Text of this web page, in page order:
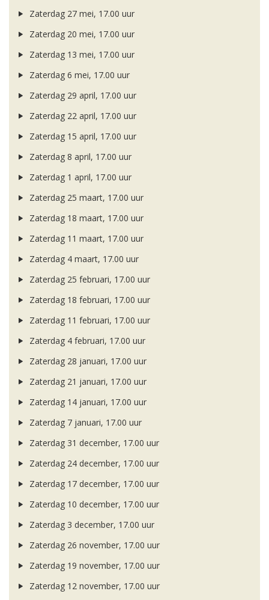
Zaterdag 27 mei, 17.00 uur
Zaterdag 20 mei, 17.00 uur
Zaterdag 13 mei, 17.00 uur
Zaterdag 6 mei, 17.00 uur
Zaterdag 29 april, 17.00 uur
Zaterdag 22 april, 17.00 uur
Zaterdag 15 april, 17.00 uur
Zaterdag 8 april, 17.00 uur
Zaterdag 1 april, 17.00 uur
Zaterdag 25 maart, 17.00 uur
Zaterdag 18 maart, 17.00 uur
Zaterdag 11 maart, 17.00 uur
Zaterdag 4 maart, 17.00 uur
Zaterdag 25 februari, 17.00 uur
Zaterdag 18 februari, 17.00 uur
Zaterdag 11 februari, 17.00 uur
Zaterdag 4 februari, 17.00 uur
Zaterdag 28 januari, 17.00 uur
Zaterdag 21 januari, 17.00 uur
Zaterdag 14 januari, 17.00 uur
Zaterdag 7 januari, 17.00 uur
Zaterdag 31 december, 17.00 uur
Zaterdag 24 december, 17.00 uur
Zaterdag 17 december, 17.00 uur
Zaterdag 10 december, 17.00 uur
Zaterdag 3 december, 17.00 uur
Zaterdag 26 november, 17.00 uur
Zaterdag 19 november, 17.00 uur
Zaterdag 12 november, 17.00 uur